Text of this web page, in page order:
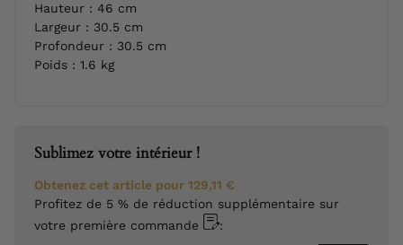
Hauteur : 46 cm
Largeur : 30.5 cm
Profondeur : 30.5 cm
Poids : 1.6 kg
Sublimez votre intérieur !
Obtenez cet article pour 129,11 €
Profitez de 5 % de réduction supplémentaire sur
votre première commande
: